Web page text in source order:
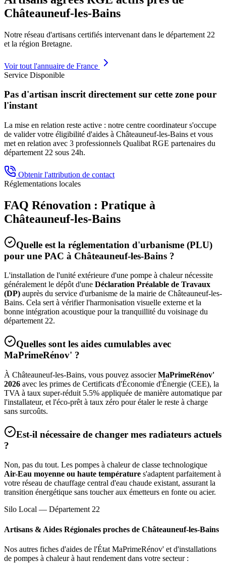
Châteauneuf-les-Bains
Notre réseau d'artisans certifiés intervenant dans le département 22
et la région Bretagne.
Voir tout l'annuaire de France
Service Disponible
Pas d'artisan inscrit directement sur cette zone pour
l'instant
La mise en relation reste active : notre centre coordinateur s'occupe
de valider votre éligibilité d'aides à Châteauneuf-les-Bains et vous
met en relation avec 3 professionnels Qualibat RGE partenaires du
département 22 sous 24h.
Obtenir l'attribution de contact
Réglementations locales
FAQ Rénovation : Pratique à
Châteauneuf-les-Bains
Quelle est la réglementation d'urbanisme (PLU)
pour une PAC à Châteauneuf-les-Bains ?
L'installation de l'unité extérieure d'une pompe à chaleur nécessite
généralement le dépôt d'une Déclaration Préalable de Travaux
(DP) auprès du service d'urbanisme de la mairie de Châteauneuf-les-
Bains. Cela sert à vérifier l'harmonisation visuelle externe et la
bonne intégration acoustique pour la tranquillité du voisinage du
département22.
Quelles sont les aides cumulables avec
MaPrimeRénov' ?
À Châteauneuf-les-Bains, vous pouvez associerMaPrimeRénov'
2026 avec les primes de Certificats d'Économie d'Énergie (CEE), la
TVA à taux super-réduit 5.5% appliquée de manière automatique par
l'installateur, et l'éco-prêt à taux zéro pour étaler le reste à charge
sans surcoûts.
Est-il nécessaire de changer mes radiateurs actuels
?
Non, pas du tout. Les pompes à chaleur de classe technologique
Air-Eau moyenne ou haute température s'adaptent parfaitement à
votre réseau de chauffage central d'eau chaude existant, assurant la
transition énergétique sans toucher aux émetteurs en fonte ou acier.
Silo Local — Département 22
Artisans & Aides Régionales proches de Châteauneuf-les-Bains
Nos autres fiches d'aides de l'État MaPrimeRénov' et d'installations
de pompes à chaleur à haut rendement dans votre secteur :